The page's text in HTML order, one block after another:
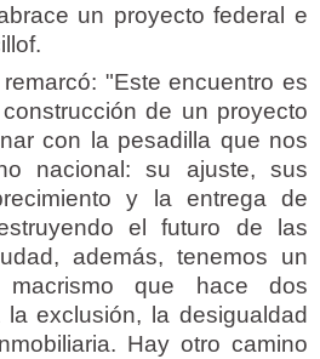
un proyecto federal e
"Este encuentro es
de un proyecto
con la pesadilla que nos
nacional: su ajuste, sus
y la entrega de
el futuro de las
además, tenemos un
macrismo que hace dos
exclusión, la desigualdad
Hay otro camino